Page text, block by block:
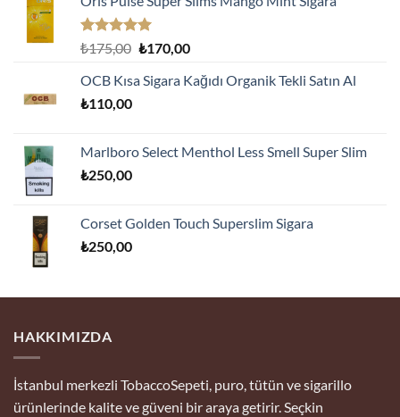
5 üzerinden
oy
aldı
₺175,00 Orijinal
₺175,00.
₺170,00Şu
fiyat:
OCB Kısa Sigara Kağıdı Organik Tekli Satın Al
₺110,00
Marlboro Select Menthol Less Smell Super Slim
₺250,00
Corset Golden Touch Superslim Sigara
₺250,00
HAKKIMIZDA
İstanbul merkezli TobaccoSepeti, puro, tütün ve sigarillo
ürünlerinde kalite ve güveni bir araya getirir. Seçkin